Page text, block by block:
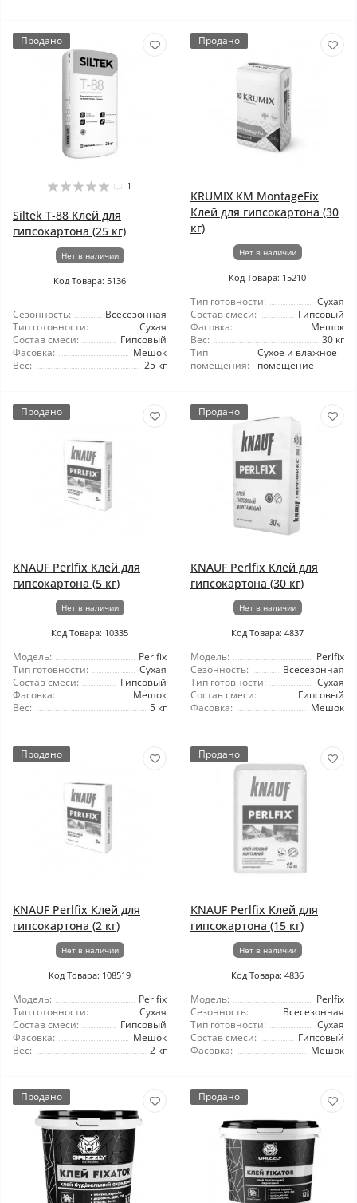
Продано
1
Siltek T-88 Клей для
гипсокартона (25 кг)
Нет в наличии
Код Товара: 5136
Сезонность:
Всесезонная
Тип готовности:
Сухая
Состав смеси:
Гипсовый
Фасовка:
Мешок
Вес:
25 кг
Продано
KRUMIX КМ MontageFix
Клей для гипсокартона (30
кг)
Нет в наличии
Код Товара: 15210
Тип готовности:
Сухая
Состав смеси:
Гипсовый
Фасовка:
Мешок
Вес:
30 кг
Тип
помещения:
Сухое и влажное
помещение
Продано
KNAUF Perlfix Клей для
гипсокартона (5 кг)
Нет в наличии
Код Товара: 10335
Модель:
Perlfix
Тип готовности:
Сухая
Состав смеси:
Гипсовый
Фасовка:
Мешок
Вес:
5 кг
Продано
KNAUF Perlfix Клей для
гипсокартона (30 кг)
Нет в наличии
Код Товара: 4837
Модель:
Perlfix
Сезонность:
Всесезонная
Тип готовности:
Сухая
Состав смеси:
Гипсовый
Фасовка:
Мешок
Продано
KNAUF Perlfix Клей для
гипсокартона (2 кг)
Нет в наличии
Код Товара: 108519
Модель:
Perlfix
Тип готовности:
Сухая
Состав смеси:
Гипсовый
Фасовка:
Мешок
Вес:
2 кг
Продано
KNAUF Perlfix Клей для
гипсокартона (15 кг)
Нет в наличии
Код Товара: 4836
Модель:
Perlfix
Сезонность:
Всесезонная
Тип готовности:
Сухая
Состав смеси:
Гипсовый
Фасовка:
Мешок
Продано Продано